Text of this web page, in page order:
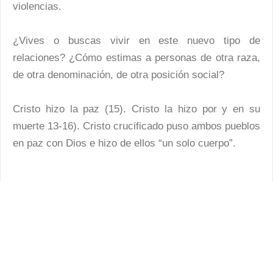
violencias.
¿Vives o buscas vivir en este nuevo tipo de
relaciones? ¿Cómo estimas a personas de otra raza,
de otra denominación, de otra posición social?
Cristo hizo la paz (15). Cristo la hizo por y en su
muerte 13-16). Cristo crucificado puso ambos pueblos
en paz con Dios e hizo de ellos “un solo cuerpo”.